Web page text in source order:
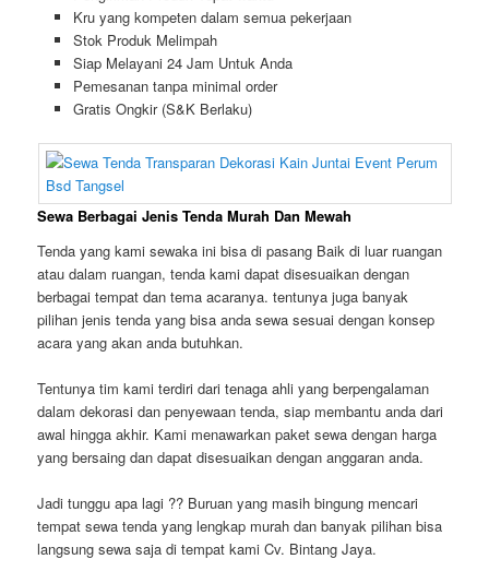
Kru yang kompeten dalam semua pekerjaan
Stok Produk Melimpah
Siap Melayani 24 Jam Untuk Anda
Pemesanan tanpa minimal order
Gratis Ongkir (S&K Berlaku)
Sewa Berbagai Jenis Tenda Murah Dan Mewah
Tenda yang kami sewaka ini bisa di pasang Baik di luar ruangan
atau dalam ruangan, tenda kami dapat disesuaikan dengan
berbagai tempat dan tema acaranya. tentunya juga banyak
pilihan jenis tenda yang bisa anda sewa sesuai dengan konsep
acara yang akan anda butuhkan.
Tentunya tim kami terdiri dari tenaga ahli yang berpengalaman
dalam dekorasi dan penyewaan tenda, siap membantu anda dari
awal hingga akhir. Kami menawarkan paket sewa dengan harga
yang bersaing dan dapat disesuaikan dengan anggaran anda.
Jadi tunggu apa lagi ?? Buruan yang masih bingung mencari
tempat sewa tenda yang lengkap murah dan banyak pilihan bisa
langsung sewa saja di tempat kami Cv. Bintang Jaya.